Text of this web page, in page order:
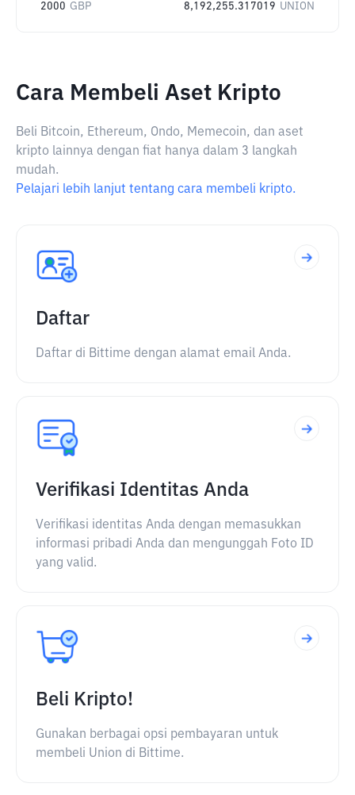
2000 GBP 8,192,255.317019 UNION
Cara Membeli Aset Kripto
Beli Bitcoin, Ethereum, Ondo, Memecoin, dan aset
kripto lainnya dengan fiat hanya dalam 3 langkah
mudah.
Pelajari lebih lanjut tentang cara membeli kripto.
Daftar
Daftar di Bittime dengan alamat email Anda.
Verifikasi Identitas Anda
Verifikasi identitas Anda dengan memasukkan
informasi pribadi Anda dan mengunggah Foto ID
yang valid.
Beli Kripto!
Gunakan berbagai opsi pembayaran untuk
membeli Union di Bittime.